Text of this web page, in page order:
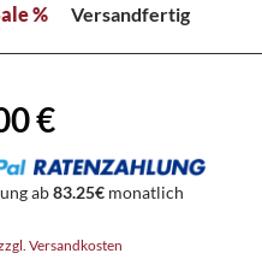
% Versandfertig
€
ab83.25€ monatlich
Versandkosten